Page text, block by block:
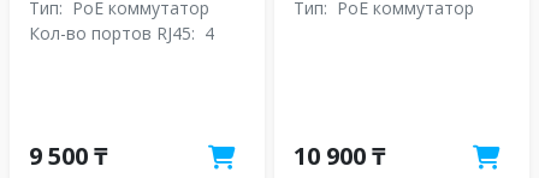
Тип: PoE коммутатор
Кол-во портов RJ45: 4
9 500 ₸
Тип: PoE коммутатор
10 900 ₸